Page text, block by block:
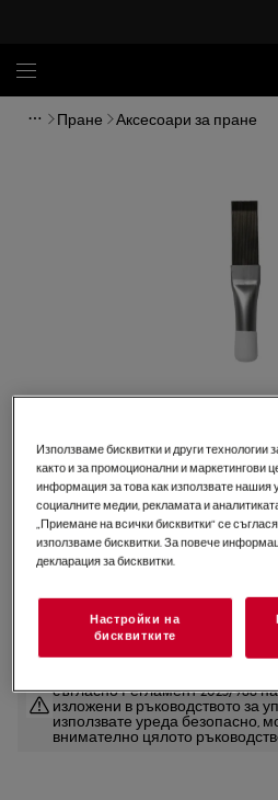
Пране Аксесоари за пране
M4YM3002
Четка за
кондензатора на
0 (0)
съгласно Регламент 2023/988
изложени в ръководството за
използвате уреда безопасно,
внимателно цялото
Използваме бисквитки и други технологии
както и за промоционални и маркетингови
информация за това как използвате нашия
социалните медии, рекламата и
„Приемане на всички бисквитки“ се
използваме бисквитки. За повече
декларация за бисквитки.
Настройки на
бисквитките